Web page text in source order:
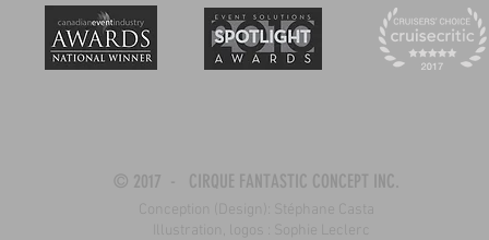
© 2017 - CIRQUE FANTASTIC CONCEPT INC.
Conception (Design): Stéphane Casta
Illustration, logos : Sophie Leclerc